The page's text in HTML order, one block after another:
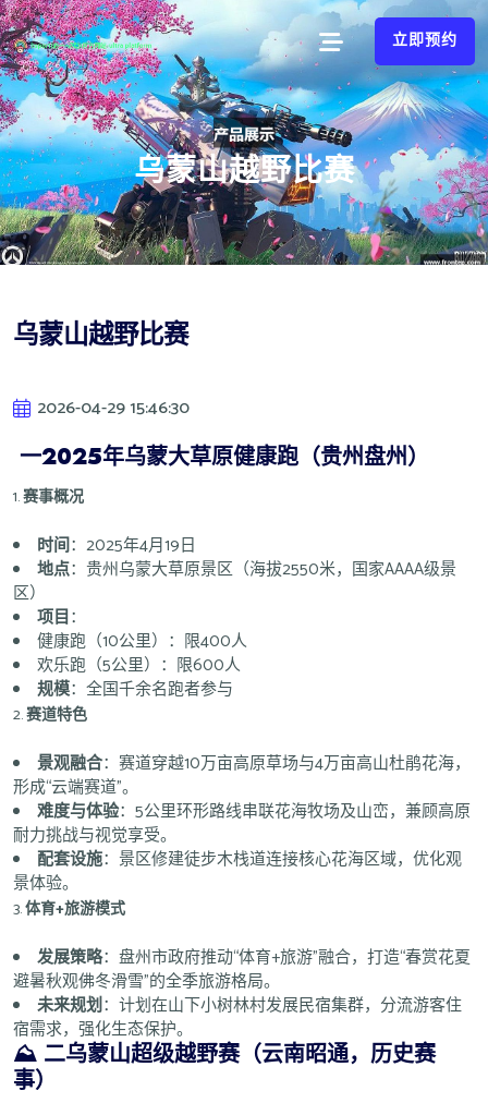
立即预约
乌蒙山越野比赛
乌蒙山越野比赛
2026-04-29 15:46:30
一2025年乌蒙大草原健康跑（贵州盘州）
1.赛事概况
时间：2025年4月19日
地点：贵州乌蒙大草原景区（海拔2550米，国家AAAA级景
区）
项目：
健康跑（10公里）：限400人
欢乐跑（5公里）：限600人
规模：全国千余名跑者参与
2.赛道特色
景观融合：赛道穿越10万亩高原草场与4万亩高山杜鹃花海，
形成“云端赛道”。
难度与体验：5公里环形路线串联花海牧场及山峦，兼顾高原
耐力挑战与视觉享受。
配套设施：景区修建徒步木栈道连接核心花海区域，优化观
景体验。
3.体育+旅游模式
发展策略：盘州市政府推动“体育+旅游”融合，打造“春赏花夏
避暑秋观佛冬滑雪”的全季旅游格局。
未来规划：计划在山下小树林村发展民宿集群，分流游客住
宿需求，强化生态保护。
⛰️ 二乌蒙山超级越野赛（云南昭通，历史赛
事）